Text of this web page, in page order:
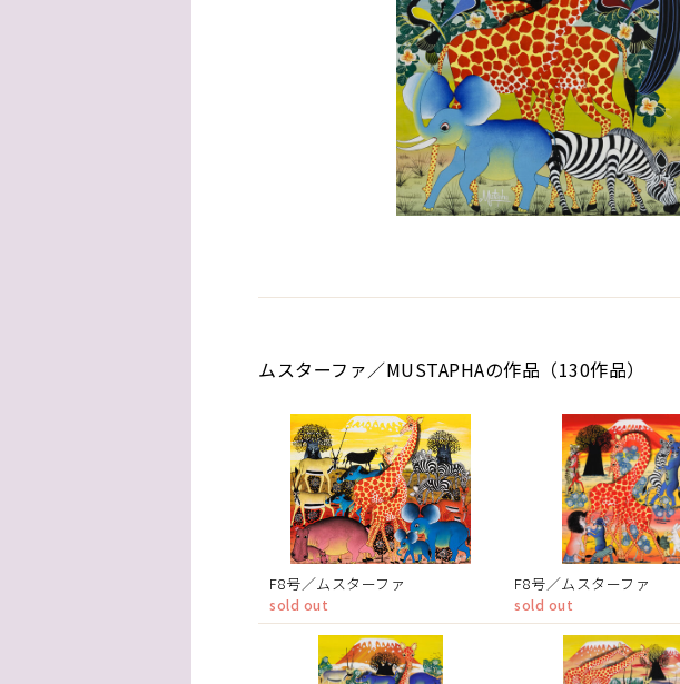
ムスターファ／MUSTAPHAの作品（130作品）
F8号／ムスターファ
sold out
F8号／ムスターファ
sold out